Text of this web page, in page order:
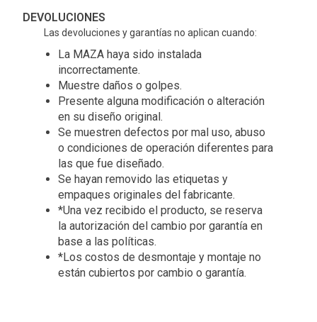
DEVOLUCIONES
Las devoluciones y garantías no aplican cuando:
La MAZA haya sido instalada
incorrectamente.
Muestre daños o golpes.
Presente alguna modificación o alteración
en su diseño original.
Se muestren defectos por mal uso, abuso
o condiciones de operación diferentes para
las que fue diseñado.
Se hayan removido las etiquetas y
empaques originales del fabricante.
*Una vez recibido el producto, se reserva
la autorización del cambio por garantía en
base a las políticas.
*Los costos de desmontaje y montaje no
están cubiertos por cambio o garantía.